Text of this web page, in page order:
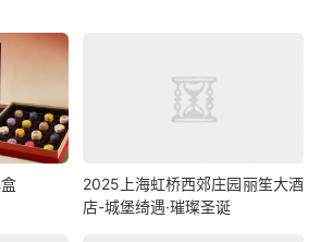
2025上海虹桥西郊庄园丽笙大酒
店-城堡绮遇·璀璨圣诞